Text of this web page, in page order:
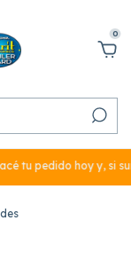
0
hoy y, si sumás